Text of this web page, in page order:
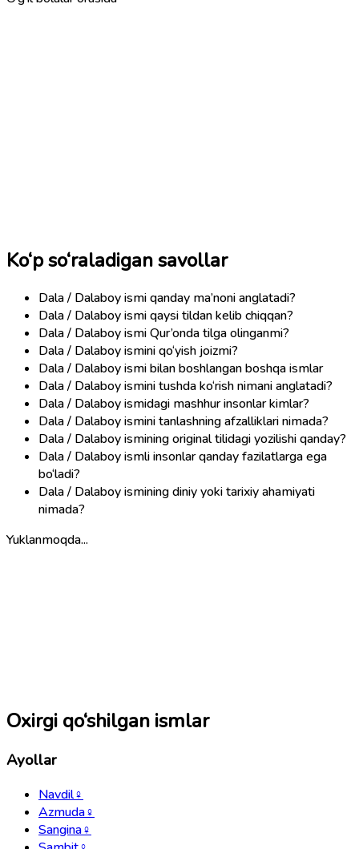
Ko‘p so‘raladigan savollar
Dala / Dalaboy ismi qanday ma’noni anglatadi?
Dala / Dalaboy ismi qaysi tildan kelib chiqqan?
Dala / Dalaboy ismi Qur’onda tilga olinganmi?
Dala / Dalaboy ismini qo‘yish joizmi?
Dala / Dalaboy ismi bilan boshlangan boshqa ismlar
Dala / Dalaboy ismini tushda ko‘rish nimani anglatadi?
Dala / Dalaboy ismidagi mashhur insonlar kimlar?
Dala / Dalaboy ismini tanlashning afzalliklari nimada?
Dala / Dalaboy ismining original tilidagi yozilishi qanday?
Dala / Dalaboy ismli insonlar qanday fazilatlarga ega
bo‘ladi?
Dala / Dalaboy ismining diniy yoki tarixiy ahamiyati
nimada?
Yuklanmoqda...
Oxirgi qo‘shilgan ismlar
Ayollar
Navdil♀
Azmuda♀
Sangina♀